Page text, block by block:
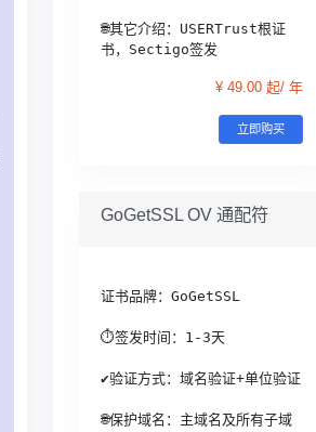
🌐其它介绍：USERTrust根证
书，Sectigo签发
¥ 49.00 起/ 年
立即购买
GoGetSSL OV 通配符
证书品牌：GoGetSSL
⏱签发时间：1-3天
✔验证方式：域名验证+单位验证
🌐保护域名：主域名及所有子域